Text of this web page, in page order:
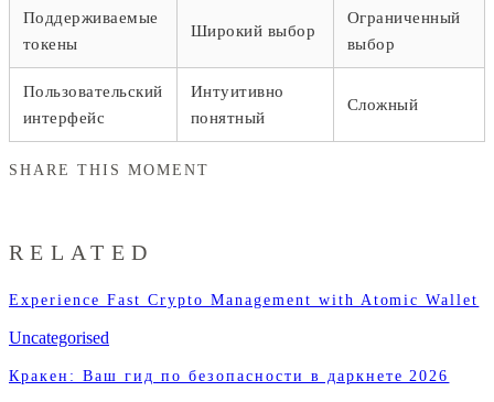
Поддерживаемые
токены
Широкий выбор
Ограниченный
выбор
Пользовательский
интерфейс
Интуитивно
понятный
Сложный
SHARE THIS MOMENT
RELATED
Experience Fast Crypto Management with Atomic Wallet
Uncategorised
Кракен: Ваш гид по безопасности в даркнете 2026